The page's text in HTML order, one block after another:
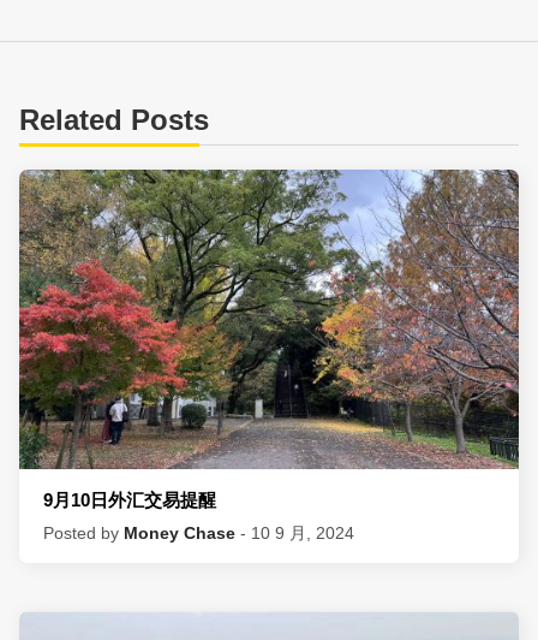
Related Posts
9月10日外汇交易提醒
Posted by Money Chase - 10 9 月, 2024